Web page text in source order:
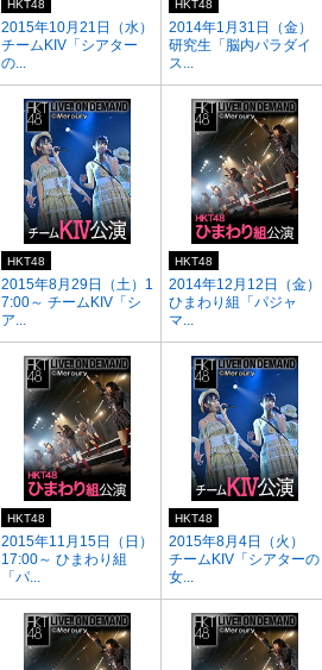
2015年10月21日（水）
チームKIV「シアター
の...
HKT48
2014年1月31日（金）
研究生「脳内パラダイ
ス...
HKT48
2015年8月29日（土）1
7:00～ チームKIV「シ
ア...
HKT48
2014年12月12日（金）
ひまわり組「パジャ
マ...
HKT48
2015年11月15日（日）
17:00～ ひまわり組
「パ...
HKT48
2015年8月4日（火）
チームKIV「シアターの
女...
HKT48